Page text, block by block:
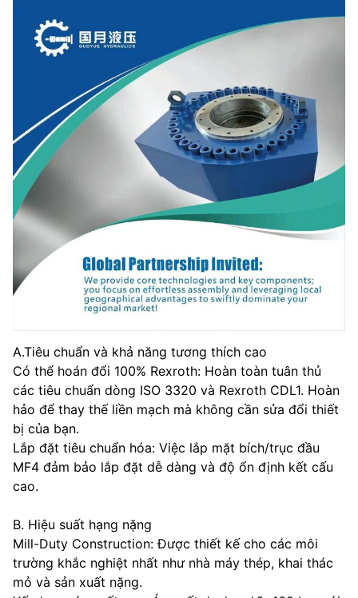
A.Tiêu chuẩn và khả năng tương thích cao
Có thể hoán đổi 100% Rexroth: Hoàn toàn tuân thủ
các tiêu chuẩn dòng ISO 3320 và Rexroth CDL1. Hoàn
hảo để thay thế liền mạch mà không cần sửa đổi thiết
bị của bạn.
Lắp đặt tiêu chuẩn hóa: Việc lắp mặt bích/trục đầu
MF4 đảm bảo lắp đặt dễ dàng và độ ổn định kết cấu
cao.
B. Hiệu suất hạng nặng
Mill-Duty Construction: Được thiết kế cho các môi
trường khắc nghiệt nhất như nhà máy thép, khai thác
mỏ và sản xuất nặng.